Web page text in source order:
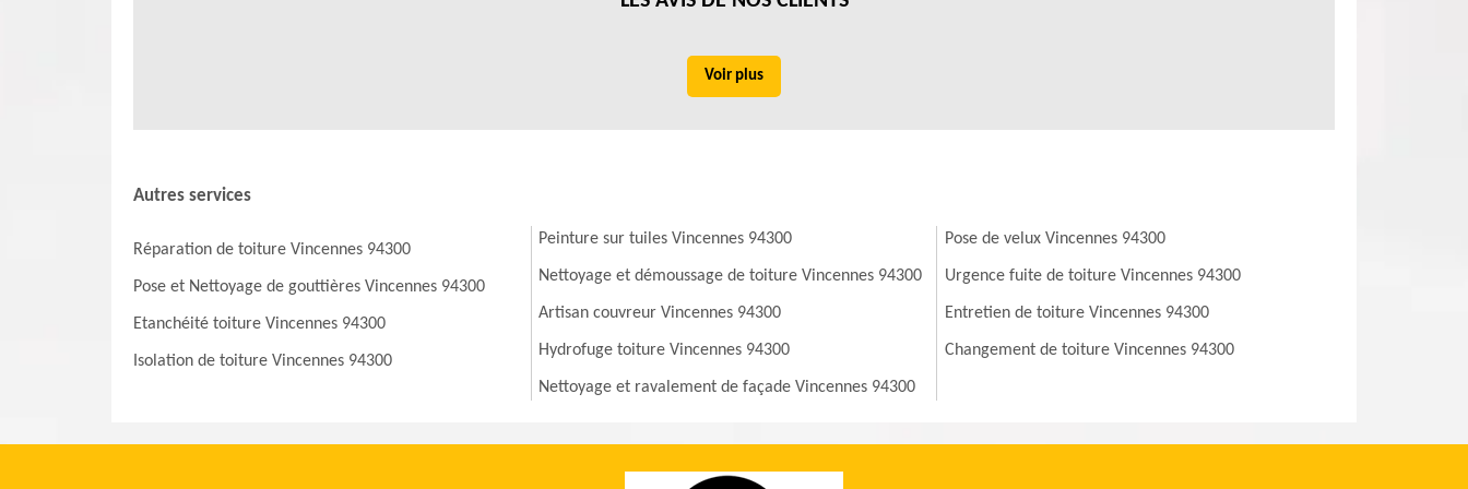
Voir plus
Autres services
Réparation de toiture Vincennes 94300
Pose et Nettoyage de gouttières Vincennes 94300
Etanchéité toiture Vincennes 94300
Isolation de toiture Vincennes 94300
Peinture sur tuiles Vincennes 94300
Nettoyage et démoussage de toiture Vincennes 94300
Artisan couvreur Vincennes 94300
Hydrofuge toiture Vincennes 94300
Nettoyage et ravalement de façade Vincennes 94300
Pose de velux Vincennes 94300
Urgence fuite de toiture Vincennes 94300
Entretien de toiture Vincennes 94300
Changement de toiture Vincennes 94300